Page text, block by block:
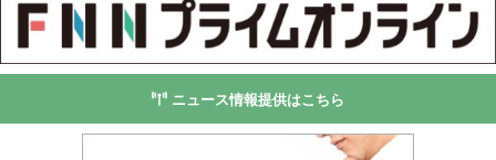
ニュース情報提供はこちら